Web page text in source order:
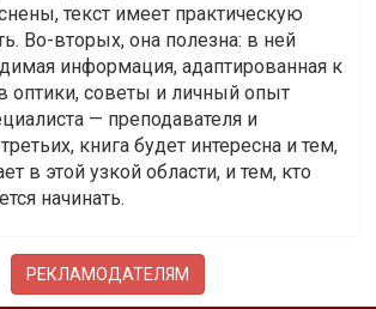
текст имеет практическую
Во-вторых, она полезна: в ней
информация, адаптированная к
оптики, советы и личный опыт
— преподавателя и
книга будет интересна и тем,
в этой узкой области, и тем, кто
начинать.
РЕКЛАМОДАТЕЛЯМ